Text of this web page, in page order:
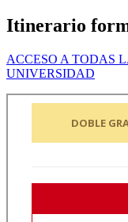
Itinerario
ACCESO A TODAS
UNIVERSIDAD